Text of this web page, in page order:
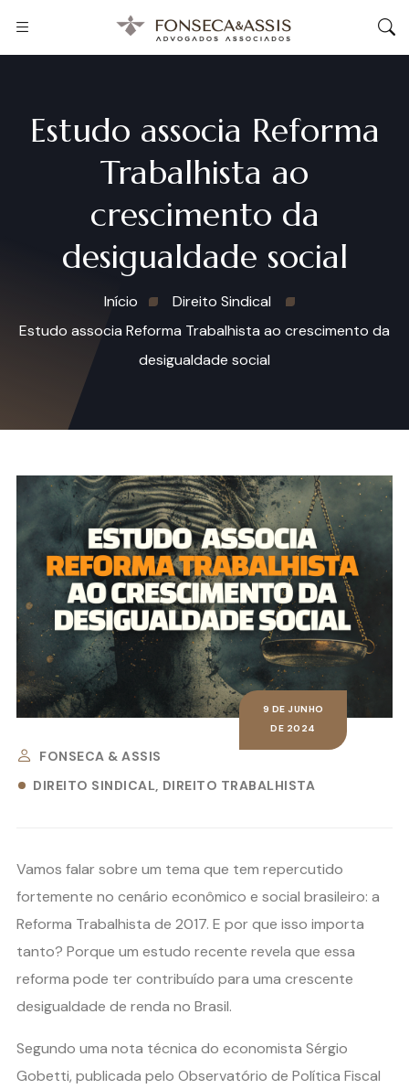
Estudo associa Reforma
Trabalhista ao
crescimento da
desigualdade social
Início
Direito Sindical
Estudo associa Reforma Trabalhista ao crescimento da
desigualdade social
FONSECA & ASSIS
DIREITO SINDICAL DIREITO TRABALHISTA
9 DE JUNHO
DE 2024
Vamos falar sobre um tema que tem repercutido
fortemente no cenário econômico e social brasileiro: a
Reforma Trabalhista de 2017. E por que isso importa
tanto? Porque um estudo recente revela que essa
reforma pode ter contribuído para uma crescente
desigualdade de renda no Brasil.
Segundo uma nota técnica do economista Sérgio
Gobetti, publicada pelo Observatório de Política Fiscal